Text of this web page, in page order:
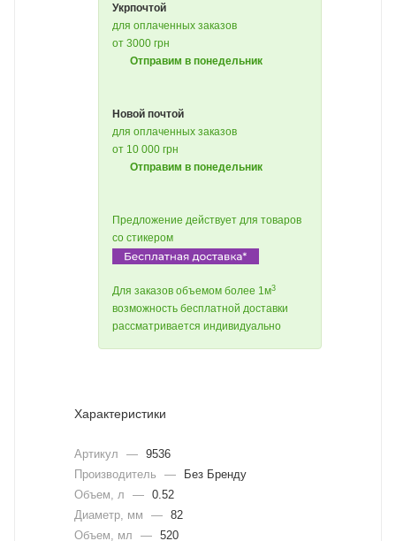
Укрпочтой
для оплаченных заказов
от 3000 грн
Отправим в понедельник
Новой почтой
для оплаченных заказов
от 10 000 грн
Отправим в понедельник
Предложение действует для товаров
со стикером
Для заказов объемом более 1м3
возможность бесплатной доставки
рассматривается индивидуально
Характеристики
Артикул — 9536
Производитель
—
Без Бренду
Объем, л
— 0.52
Диаметр, мм
— 82
Объем, мл
— 520